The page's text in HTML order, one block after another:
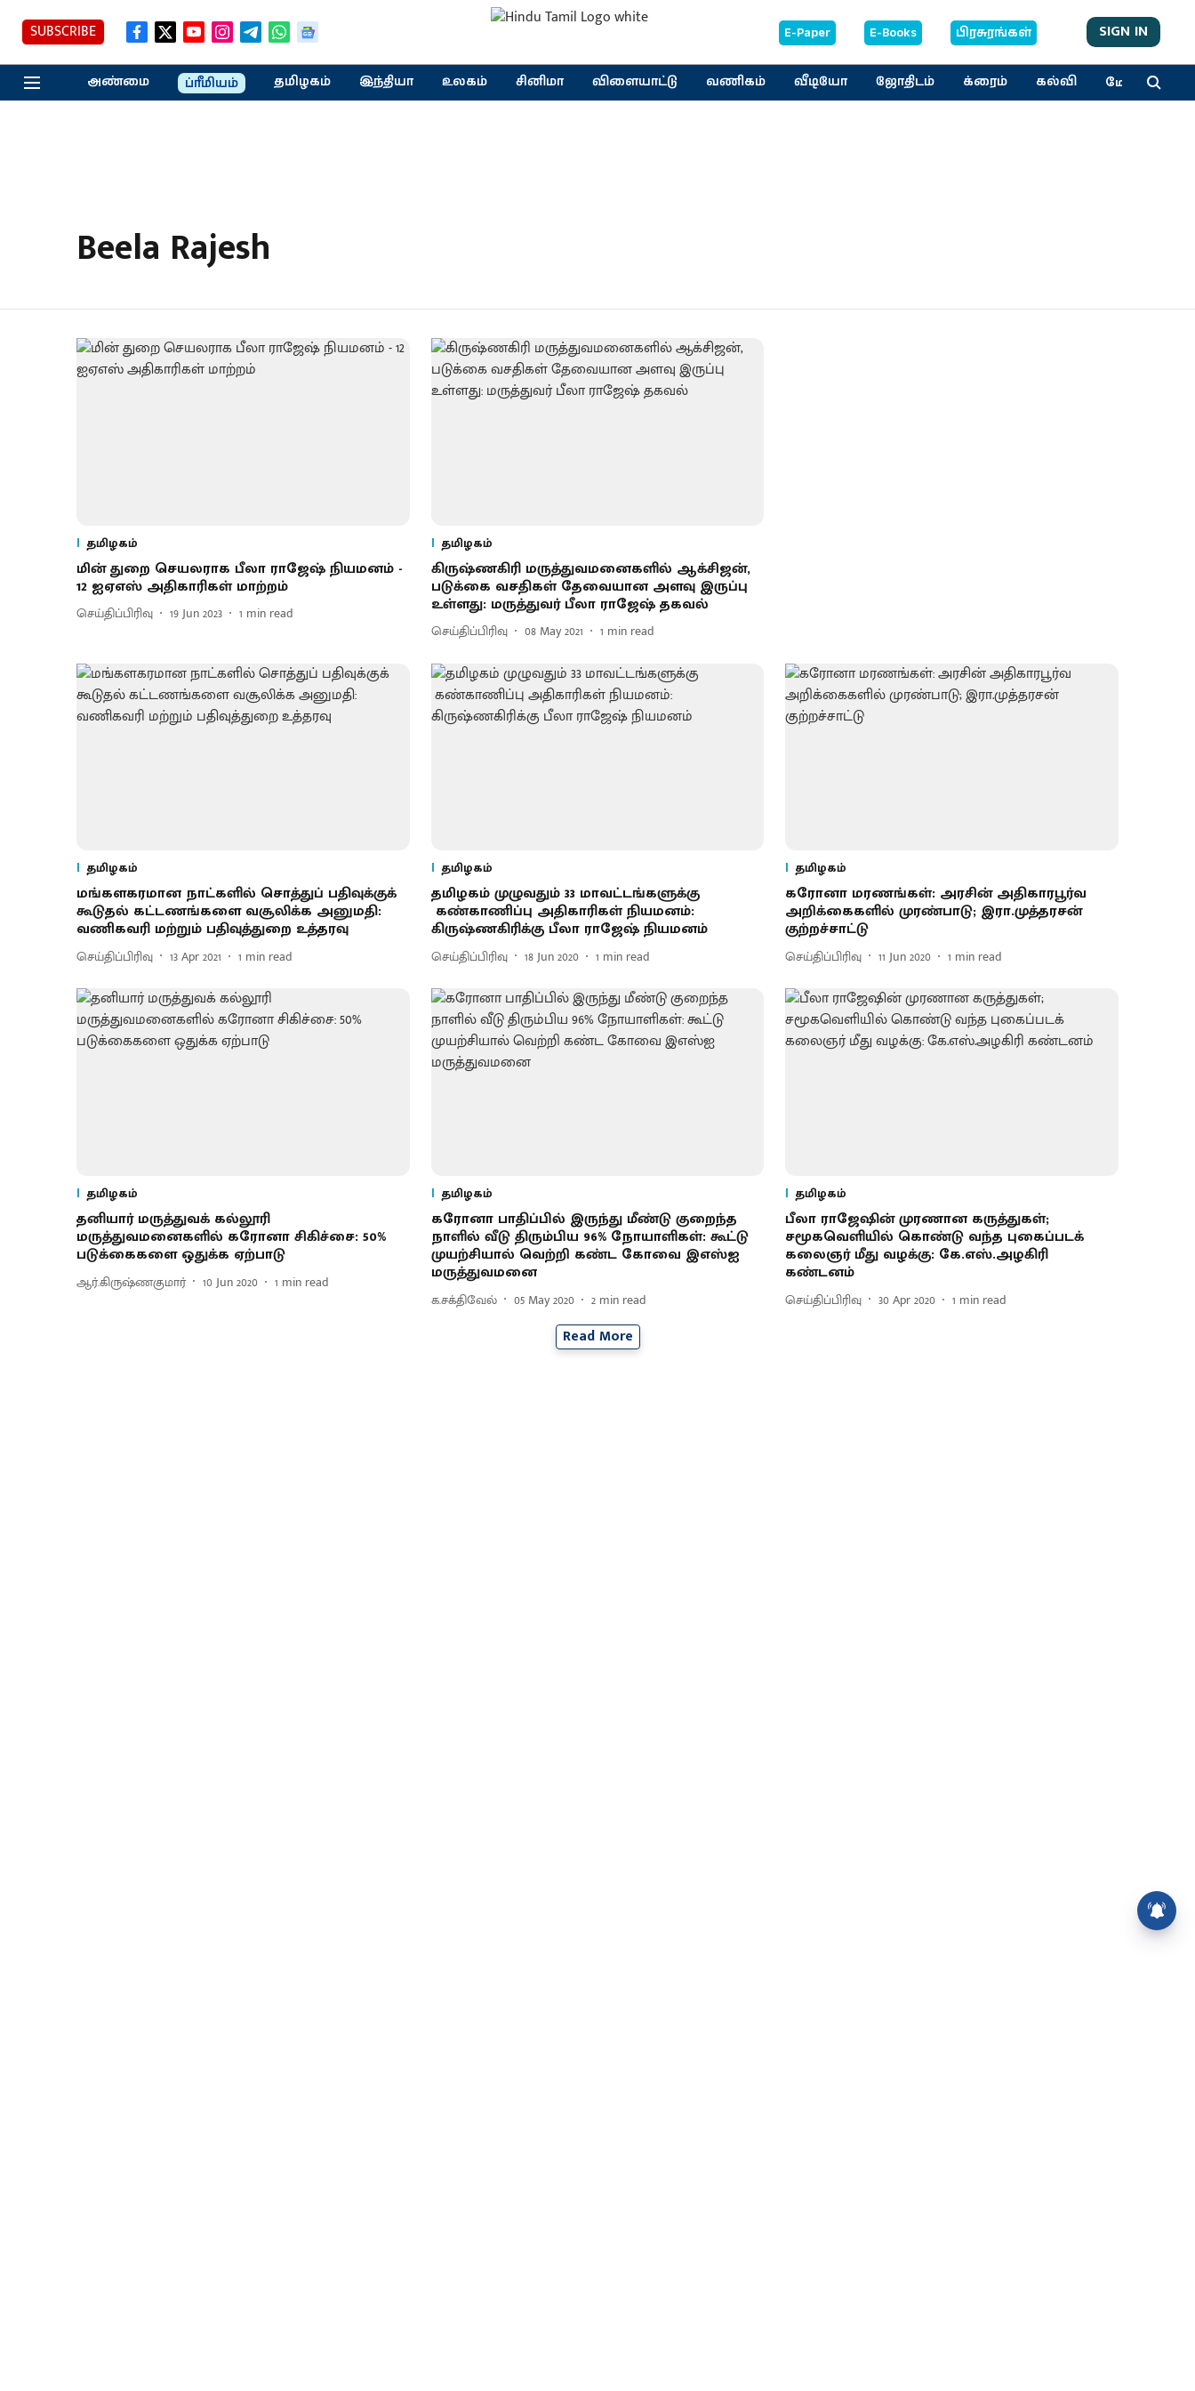
SUBSCRIBE E-Paper E-Books பிரசுரங்கள் SIGN IN
அண்மை ப்ரீமியம் தமிழகம் இந்தியா உலகம் சினிமா விளையாட்டு வணிகம் வீடியோ ஜோதிடம் க்ரைம் கல்வி மேலும்
Beela Rajesh
தமிழகம்
மின் துறை செயலராக பீலா ராஜேஷ் நியமனம் -
12 ஐஏஎஸ் அதிகாரிகள் மாற்றம்
செய்திப்பிரிவு 19 Jun 2023 1 min read
தமிழகம்
கிருஷ்ணகிரி மருத்துவமனைகளில் ஆக்சிஜன்,
படுக்கை வசதிகள் தேவையான அளவு இருப்பு
உள்ளது: மருத்துவர் பீலா ராஜேஷ் தகவல்
செய்திப்பிரிவு 08 May 2021 1 min read
தமிழகம்
மங்களகரமான நாட்களில் சொத்துப் பதிவுக்குக்
கூடுதல் கட்டணங்களை வசூலிக்க அனுமதி:
வணிகவரி மற்றும் பதிவுத்துறை உத்தரவு
செய்திப்பிரிவு 13 Apr 2021 1 min read
தமிழகம்
தமிழகம் முழுவதும் 33 மாவட்டங்களுக்கு
கண்காணிப்பு அதிகாரிகள் நியமனம்:
கிருஷ்ணகிரிக்கு பீலா ராஜேஷ் நியமனம்
செய்திப்பிரிவு 18 Jun 2020 1 min read
தமிழகம்
கரோனா மரணங்கள்: அரசின் அதிகாரபூர்வ
அறிக்கைகளில் முரண்பாடு; இரா.முத்தரசன்
குற்றச்சாட்டு
செய்திப்பிரிவு 11 Jun 2020 1 min read
தமிழகம்
தனியார் மருத்துவக் கல்லூரி
மருத்துவமனைகளில் கரோனா சிகிச்சை: 50%
படுக்கைகளை ஒதுக்க ஏற்பாடு
ஆர்.கிருஷ்ணகுமார் 10 Jun 2020 1 min read
தமிழகம்
கரோனா பாதிப்பில் இருந்து மீண்டு குறைந்த
நாளில் வீடு திரும்பிய 96% நோயாளிகள்: கூட்டு
முயற்சியால் வெற்றி கண்ட கோவை இஎஸ்ஐ
மருத்துவமனை
க.சக்திவேல் 05 May 2020 2 min read
தமிழகம்
பீலா ராஜேஷின் முரணான கருத்துகள்;
சமூகவெளியில் கொண்டு வந்த புகைப்படக்
கலைஞர் மீது வழக்கு: கே.எஸ்.அழகிரி
கண்டனம்
செய்திப்பிரிவு 30 Apr 2020 1 min read
Read More